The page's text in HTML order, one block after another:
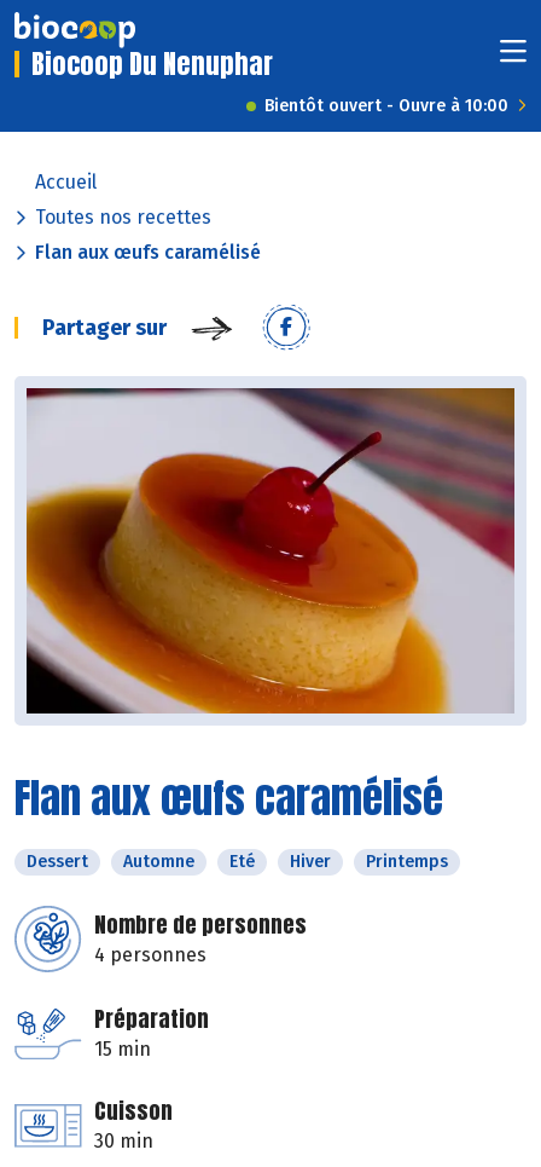
Biocoop Du Nenuphar
Bientôt ouvert - Ouvre à 10:00
Accueil
Toutes nos recettes
Flan aux œufs caramélisé
Partager sur
Flan aux œufs caramélisé
Dessert Automne Eté Hiver Printemps
Nombre de personnes
4 personnes
Préparation
15 min
Cuisson
30 min